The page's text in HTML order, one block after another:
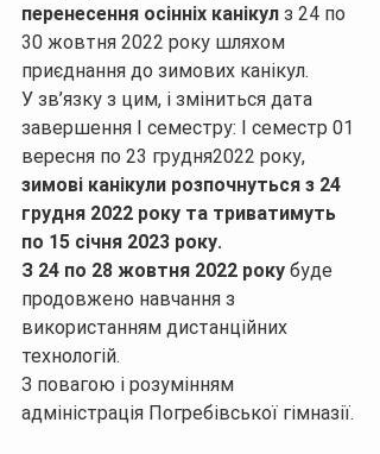
перенесення осінніх канікул з 24 по
30 жовтня 2022 року шляхом
приєднання до зимових канікул.
У зв’язку з цим, і зміниться дата
завершення І семестру: І семестр 01
вересня по 23 грудня2022 року,
зимові канікули розпочнуться з 24
грудня 2022 року та триватимуть
по 15 січня 2023 року.
З 24 по 28 жовтня 2022 року буде
продовжено навчання з
використанням дистанційних
технологій.
З повагою і розумінням
адміністрація Погребівської гімназії.